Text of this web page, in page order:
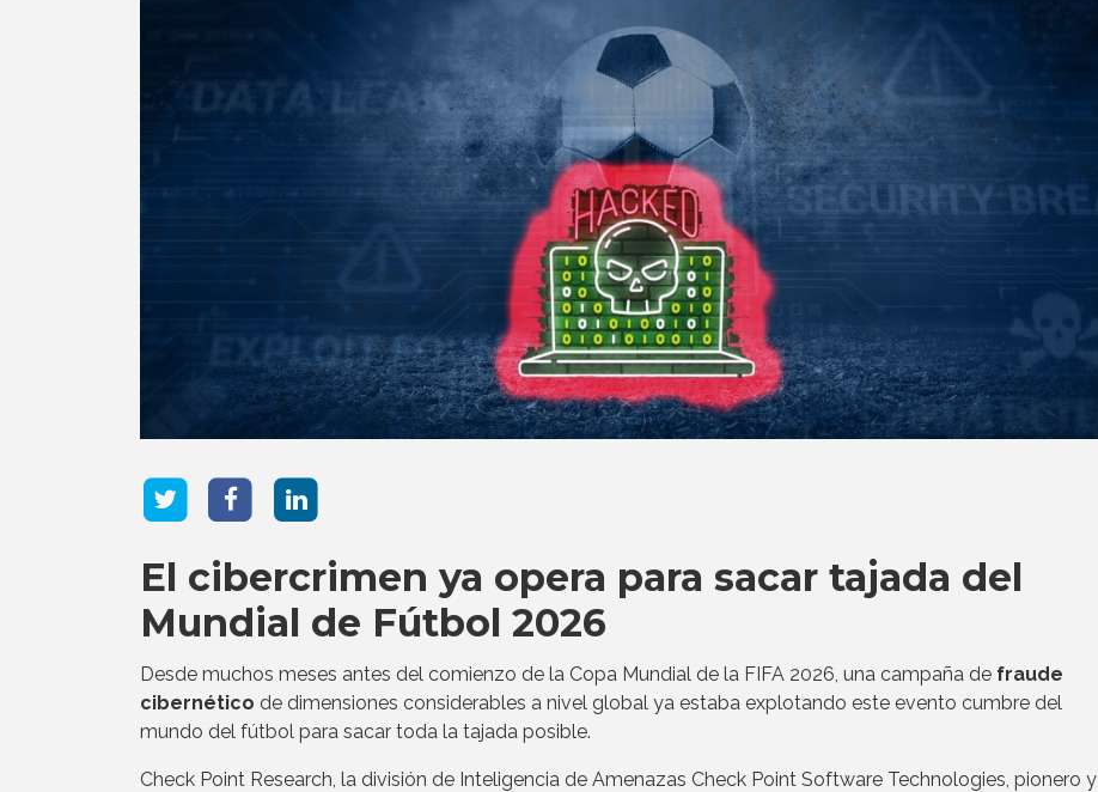
El cibercrimen ya opera para sacar tajada del
Mundial de Fútbol 2026
Desde muchos meses antes del comienzo de la Copa Mundial de la FIFA 2026, una campaña de fraude
cibernético de dimensiones considerables a nivel global ya estaba explotando este evento cumbre del
mundo del fútbol para sacar toda la tajada posible.
Check Point Research, la división de Inteligencia de Amenazas Check Point Software Technologies, pionero y